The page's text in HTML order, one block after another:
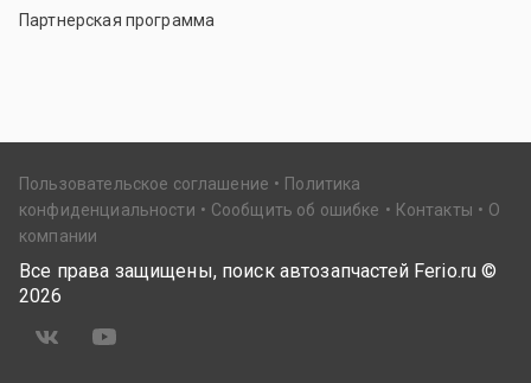
Партнерская программа
Пользовательское соглашение
Политика
конфиденциальности
Сообщить об ошибке Контакты
О
компании
Все права защищены, поиск автозапчастей Ferio.ru ©
2026